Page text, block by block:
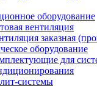
оборудование
вентиляция
заказная
оборудование
для
системы